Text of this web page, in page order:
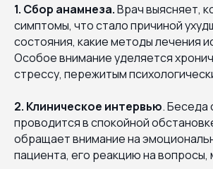
1. Сбор анамнеза.Врач выясняет,
симптомы, что стало причиной
состояния, какие методы лечения
Особое внимание уделяется
стрессу, пережитым
2. Клиническое интервью. Беседа
проводится в спокойной
обращает внимание на
пациента, его реакцию на вопросы,